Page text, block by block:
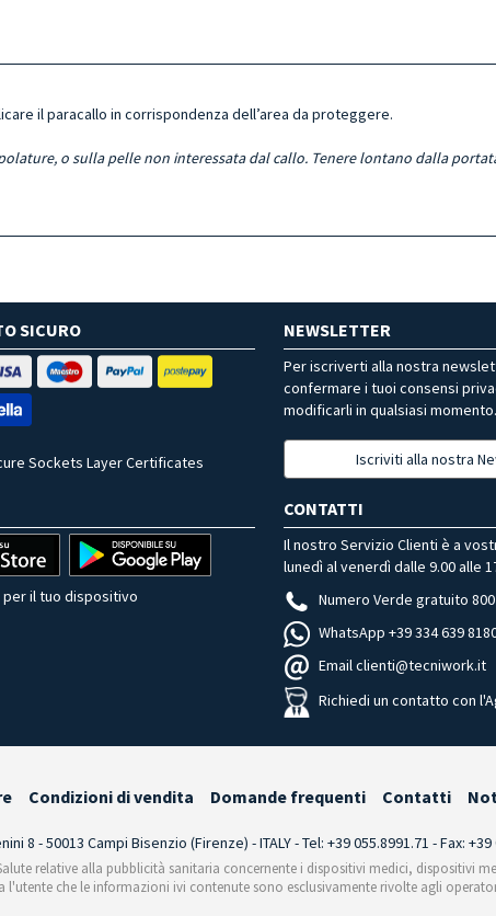
il paracallo in corrispondenza dell’area da proteggere.
o sulla pelle non interessata dal callo. Tenere lontano dalla
SICURO
Sockets Layer Certificates
NEWSLETTER
Per iscriverti alla nostra
confermare i tuoi consensi
modificarli in qualsiasi momento.
Iscriviti alla nostra
per il tuo dispositivo
CONTATTI
Il nostro Servizio Clienti è a
lunedì al venerdì dalle 9.00 alle
Numero Verde gratuito 800
WhatsApp +39 334 639
Email clienti@tecniwork.it
Richiedi un contatto con
Condizioni di vendita Domande frequenti Contatti
8 - 50013 Campi Bisenzio (Firenze) - ITALY - Tel: +39 055.8991.71 - Fax:
relative alla pubblicità sanitaria concernente i dispositivi medici, dispositivi
l'utente che le informazioni ivi contenute sono esclusivamente rivolte agli